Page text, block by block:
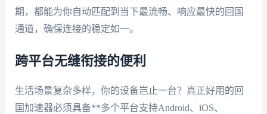
期，都能为你自动匹配到当下最流畅、响应最快的回国
通道，确保连接的稳定如一。
跨平台无缝衔接的便利
生活场景复杂多样，你的设备岂止一台？真正好用的回
国加速器必须具备**多个平台支持Android、iOS、